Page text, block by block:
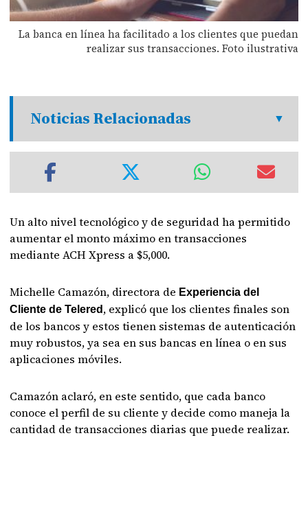
La banca en línea ha facilitado a los clientes que puedan
realizar sus transacciones. Foto ilustrativa
Noticias Relacionadas
Un alto nivel tecnológico y de seguridad ha permitido
aumentar el monto máximo en transacciones
mediante ACH Xpress a $5,000.
Michelle Camazón, directora de Experiencia del
Cliente de Telered , explicó que los clientes finales son
de los bancos y estos tienen sistemas de autenticación
muy robustos, ya sea en sus bancas en línea o en sus
aplicaciones móviles.
Camazón aclaró, en este sentido, que cada banco
conoce el perfil de su cliente y decide como maneja la
cantidad de transacciones diarias que puede realizar.